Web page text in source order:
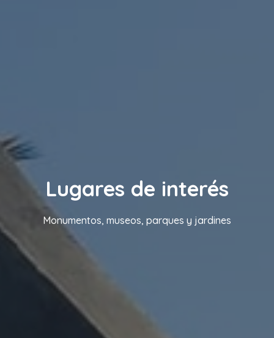
Lugares de interés
Monumentos, museos, parques y jardines